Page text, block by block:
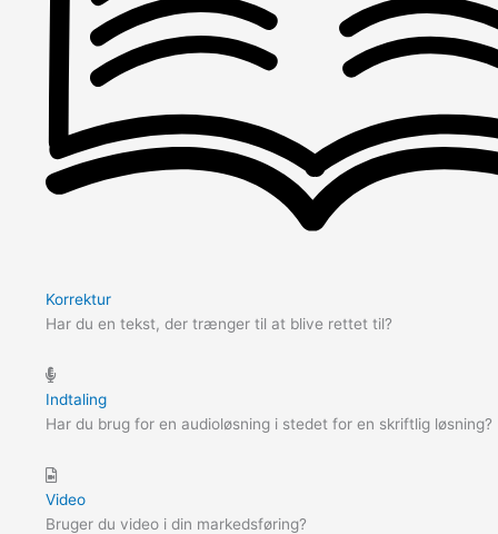
Korrektur
Har du en tekst, der trænger til at blive rettet til?
Indtaling
Har du brug for en audioløsning i stedet for en skriftlig løsning?
Video
Bruger du video i din markedsføring?